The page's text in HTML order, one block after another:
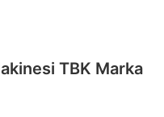
TBK Marka